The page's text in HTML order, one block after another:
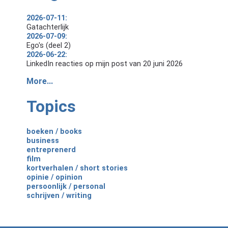
2026-07-11:
Gatachterlijk
2026-07-09:
Ego's (deel 2)
2026-06-22:
LinkedIn reacties op mijn post van 20 juni 2026
More...
Topics
boeken / books
business
entreprenerd
film
kortverhalen / short stories
opinie / opinion
persoonlijk / personal
schrijven / writing